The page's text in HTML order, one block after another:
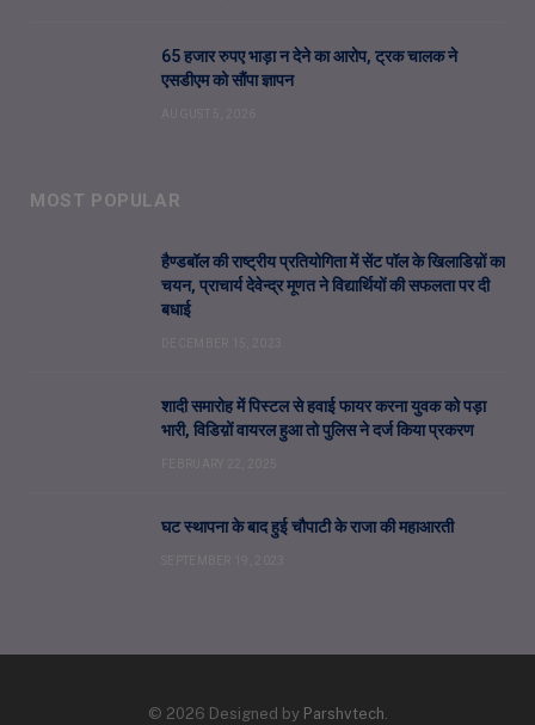
65 हजार रुपए भाड़ा न देने का आरोप, ट्रक चालक ने
एसडीएम को सौंपा ज्ञापन
MOST POPULAR
हैण्डबॉल की राष्ट्रीय प्रतियोगिता में सेंट पॉल के खिलाडिय़ों का
चयन, प्राचार्य देवेन्द्र मूणत ने विद्यार्थियों की सफलता पर दी
बधाई
शादी समारोह में पिस्टल से हवाई फायर करना युवक को पड़ा
भारी, विडिय़ों वायरल हुआ तो पुलिस ने दर्ज किया प्रकरण
घट स्थापना के बाद हुई चौपाटी के राजा की महाआरती
© 2026 Designed by Parshvtech